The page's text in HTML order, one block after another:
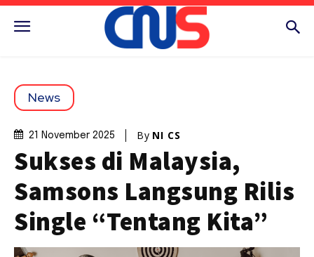
News
21 November 2025 By NI CS
Sukses di Malaysia,
Samsons Langsung Rilis
Single “Tentang Kita”